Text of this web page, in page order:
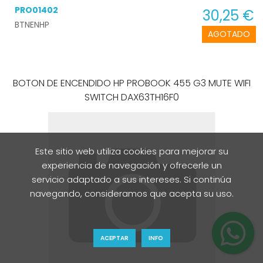
AGOTADO
PRO01402
BTNENHP
30,25 €
BOTON DE ENCENDIDO HP PROBOOK 455 G3 MUTE WIFI
SWITCH DAX63TH16F0
Este sitio web utiliza cookies para mejorar su
experiencia de navegación y ofrecerle un
servicio adaptado a sus intereses. Si continúa
navegando, consideramos que acepta su uso.
ACEPTAR INFO